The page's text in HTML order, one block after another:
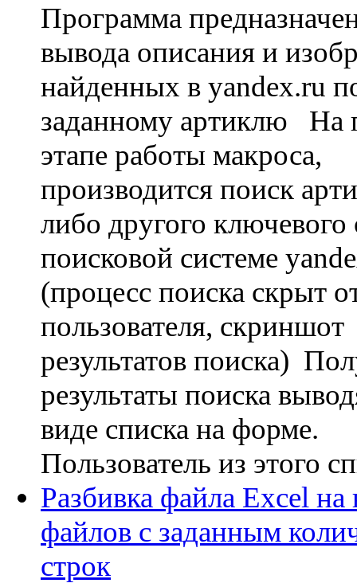
Программа
вывода описания и
найденных в yandex.ru
заданному артиклю На
этапе работы макроса,
производится поиск
либо другого ключевого
поисковой системе
(процесс поиска скрыт
пользователя, скриншот
результатов поиска)
результаты поиска
виде списка на форме.
Пользователь из этого
Разбивка файла Excel на
файлов с заданным
строк